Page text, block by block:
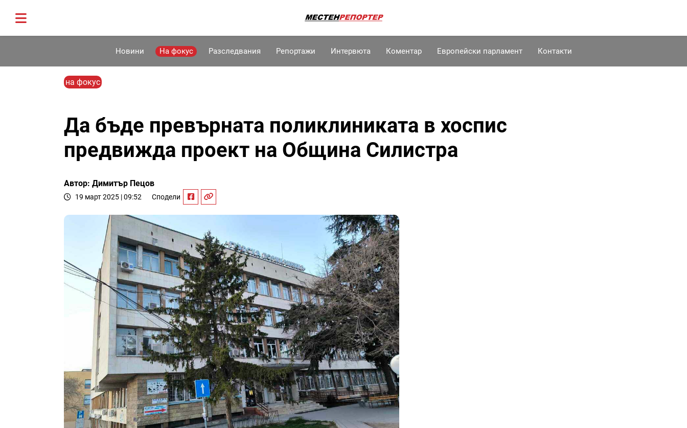
Новини На фокус Разследвания Репортажи Интервюта Коментар Европейски парламент Контакти
на фокус
Да бъде превърната поликлиниката в хоспис
предвижда проект на Община Силистра
Автор: Димитър Пецов
19 март 2025 | 09:52 Сподели